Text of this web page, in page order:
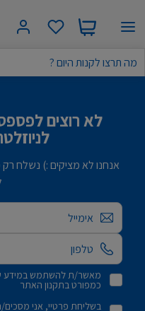
לא רוצים
אנחנו לא מציקים :) נשלח
אימייל
מאשר/ת להשתמש במידע
כמפורט בתקנון האתר
בשליחת פרטיי, אני